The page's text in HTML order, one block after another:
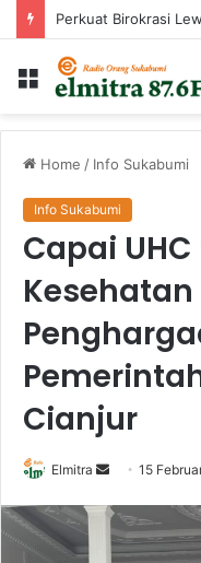
Menu
Home / Info Sukabumi
Info Sukabumi
Capai UHC
Cianjur
Elmitra
Send
email
15